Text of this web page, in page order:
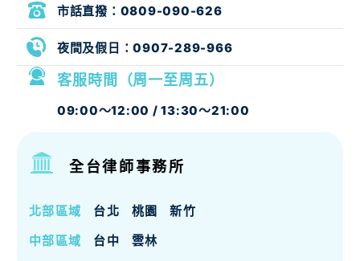
市話直撥： 0809-090-626
客服時間（周一至周五）
09:00～12:00 / 13:30～21:00
夜間及假日：0907-289-966
全台律師事務所
北部區域 台北 桃園 新竹
中部區域 台中 雲林